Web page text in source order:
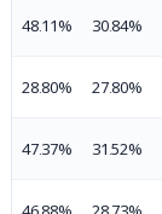
30.84%
48.11%
27.80%
28.80%
31.52%
47.37%